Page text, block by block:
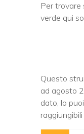
Per trovare
verde qui
Questo
ad agosto
dato, lo